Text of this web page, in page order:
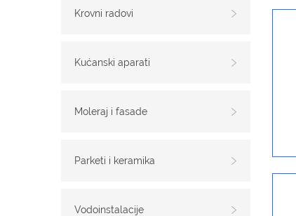
Krovni radovi
Kućanski aparati
Moleraj i fasade
Parketi i keramika
Vodoinstalacije